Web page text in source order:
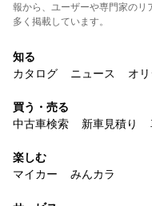
報から、ユーザーや専門家のリ
多く掲載しています。
知る
カタログ
ニュース オ
買う・売る
中古車検索
新車見積り
楽しむ
マイカー
みんカラ